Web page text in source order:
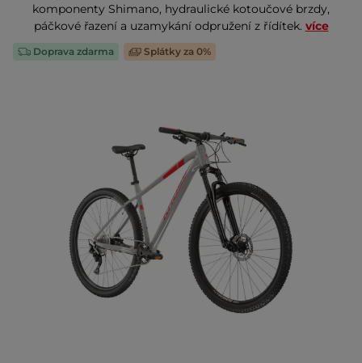
komponenty Shimano, hydraulické kotoučové brzdy,
páčkové řazení a uzamykání odpružení z řídítek. více
Doprava zdarma Splátky za 0%